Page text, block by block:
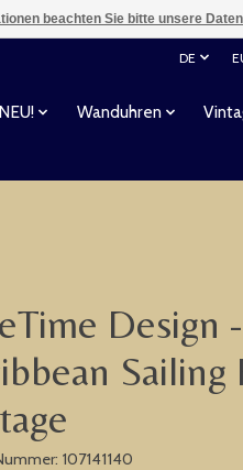
DE
Wanduhren
Design
Sailing
107141140
beachten Sie bitte unsere